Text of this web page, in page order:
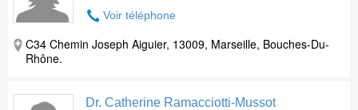
Voir téléphone
C34 Chemin Joseph Aiguier, 13009, Marseille, Bouches-Du-
Rhône.
Dr. Catherine Ramacciotti-Mussot